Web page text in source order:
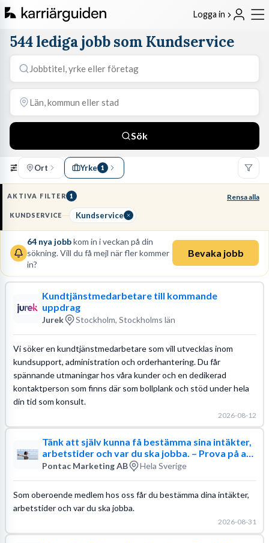
Logga in
544 lediga jobb som Kundservice
Sök
Ort Yrke 1
AKTIVA FILTER 1 Rensa alla
KUNDSERVICE Kundservice
64 nya jobbkom in i veckan på din
sökning. Vill du få mejl när fler kommer
in?
Bevaka jobb
Kundtjänstmedarbetare till kommande
uppdrag
Jurek Stockholm, Stockholms län
Vi söker en kundtjänstmedarbetare som vill utvecklas inom
kundsupport, administration och orderhantering. Du får
spännande utmaningar hos våra kunder och en dedikerad
kontaktperson som finns där som bollplank och stöd under hela
din tid som konsult.
2026-08-12
Tänk att själv kunna få bestämma sina intäkter,
arbetstider och var du ska jobba. – Prova på att
vara din egen chef
Pontac Marketing AB Hela Sverige
Som oberoende medlem hos oss får du bestämma dina intäkter,
arbetstider och var du ska jobba.
2026-08-31